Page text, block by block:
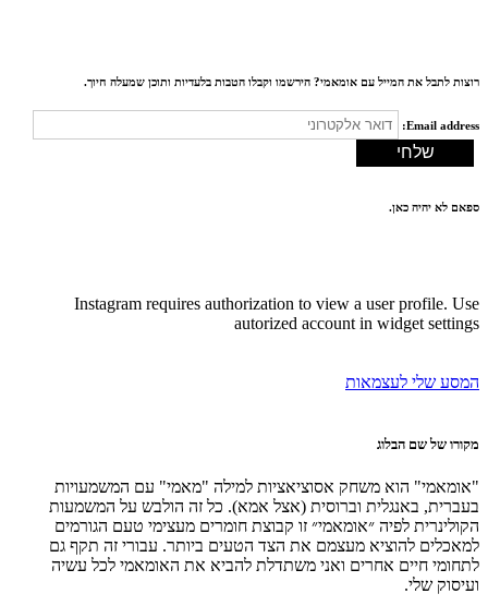
רוצות לתבל את המייל עם אומאמי? הירשמו וקבלו הטבות בלעדיות ותוכן שמעלה חיוך.
Email address:
ספאם לא יהיה כאן.
Instagram requires authorization to view a user profile. Use
autorized account in widget settings
המסע שלי לעצמאות
מקורו של שם הבלוג
"אומאמי" הוא משחק אסוציאציות למילה "מאמי" עם המשמעויות
בעברית, באנגלית וברוסית (אצל אמא). כל זה הולבש על המשמעות
הקולינרית לפיה ״אומאמי״ זו קבוצת חומרים מעצימי טעם הגורמים
למאכלים להוציא מעצמם את הצד הטעים ביותר. עבורי זה תקף גם
לתחומי חיים אחרים ואני משתדלת להביא את האומאמי לכל עשיה
ועיסוק שלי.